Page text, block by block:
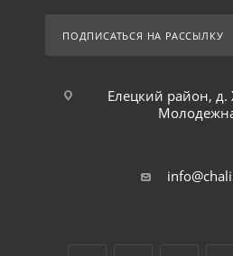
ПОДПИСАТЬСЯ НА РАССЫЛКУ
Елецкий район, д.